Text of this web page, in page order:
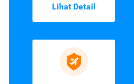
Lihat Detail